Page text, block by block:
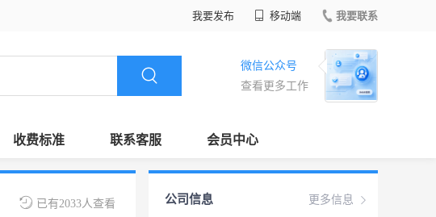
我要发布 移动端 我要联系
微信公众号
查看更多工作
收费标准 联系客服 会员中心
已有2033人查看 更多信息
公司信息